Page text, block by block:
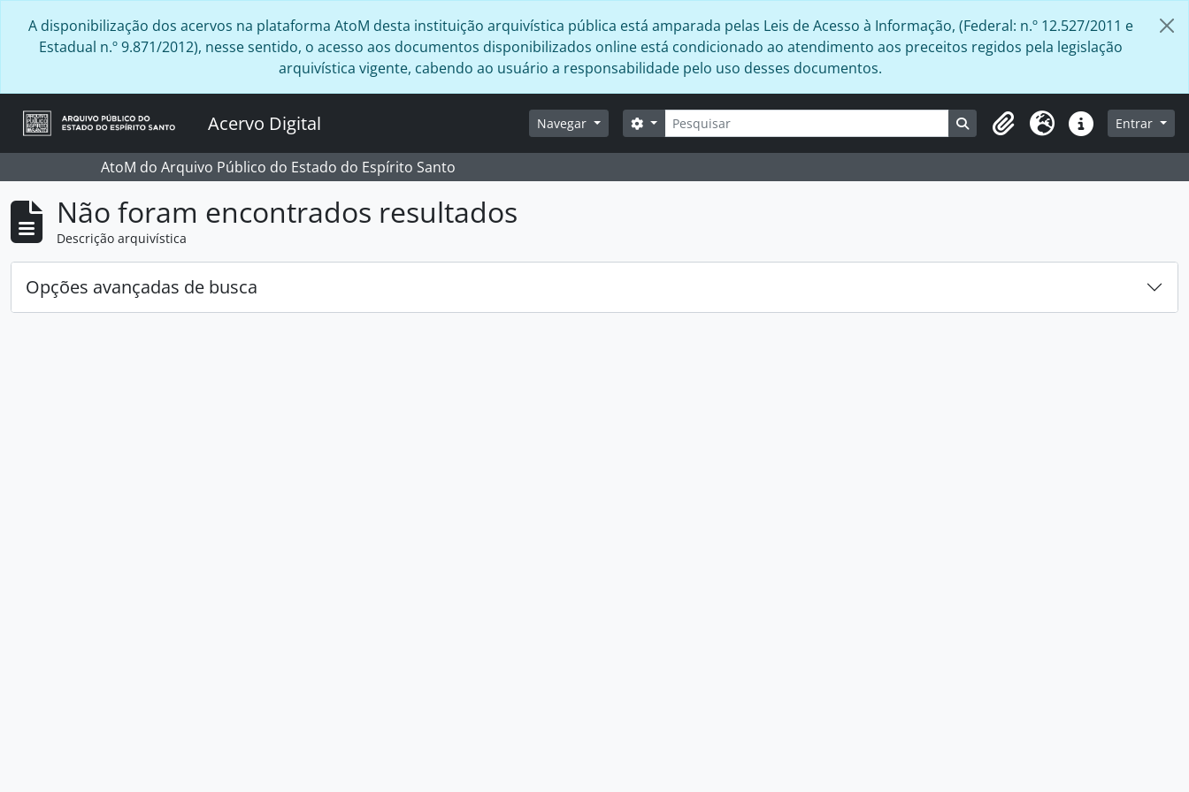
A disponibilização dos acervos na plataforma AtoM desta instituição arquivística pública está amparada pelas Leis de Acesso à Informação, (Federal: n.º 12.527/2011 e
Estadual n.º 9.871/2012), nesse sentido, o acesso aos documentos disponibilizados online está condicionado ao atendimento aos preceitos regidos pela legislação
arquivística vigente, cabendo ao usuário a responsabilidade pelo uso desses documentos.
Acervo Digital Navegar Buscar
Opções de busca Busque na página de navegação
Área de Transferência
Idioma Atalhos Entrar
AtoM do Arquivo Público do Estado do Espírito Santo
Não foram encontrados resultados
Descrição arquivística
Opções avançadas de busca